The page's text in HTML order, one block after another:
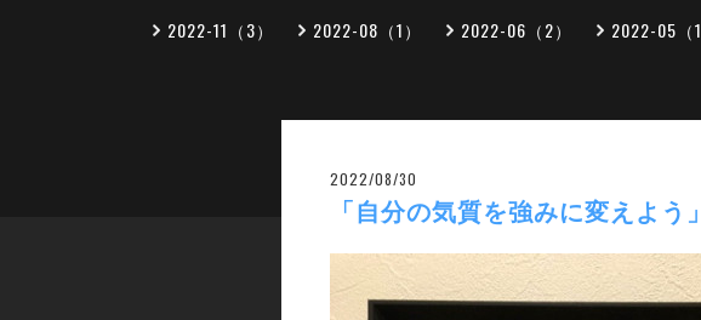
2022-11（3） 2022-08（1） 2022-06（2） 2022-05（1
2022/08/30
「自分の気質を強みに変えよ